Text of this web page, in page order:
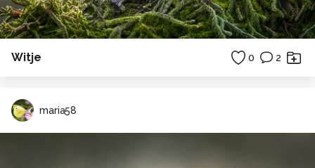
Witje 0 2
maria58